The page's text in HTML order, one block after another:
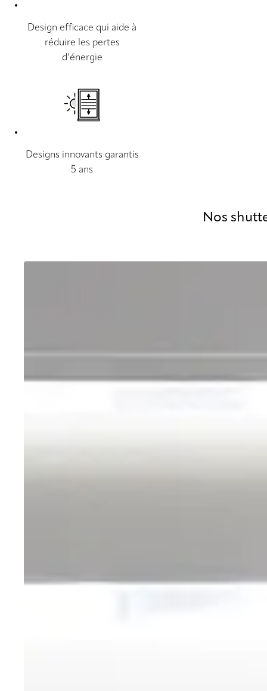
Design efficace qui aide à
réduire les pertes
d’énergie
Designs innovants garantis
5 ans
Nos